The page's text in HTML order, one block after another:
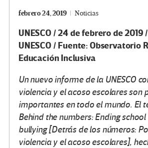
febrero 24, 2019 Noticias
UNESCO / 24 de febrero de 2019
UNESCO / Fuente: Observatorio
Educación Inclusiva
Un nuevo informe de la UNESCO
violencia y el acoso escolares son
importantes en todo el mundo. El
Behind the numbers: Ending
bullying [Detrás de los números:
violencia y el acoso escolares],